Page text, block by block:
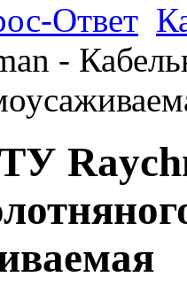
Ответ
-